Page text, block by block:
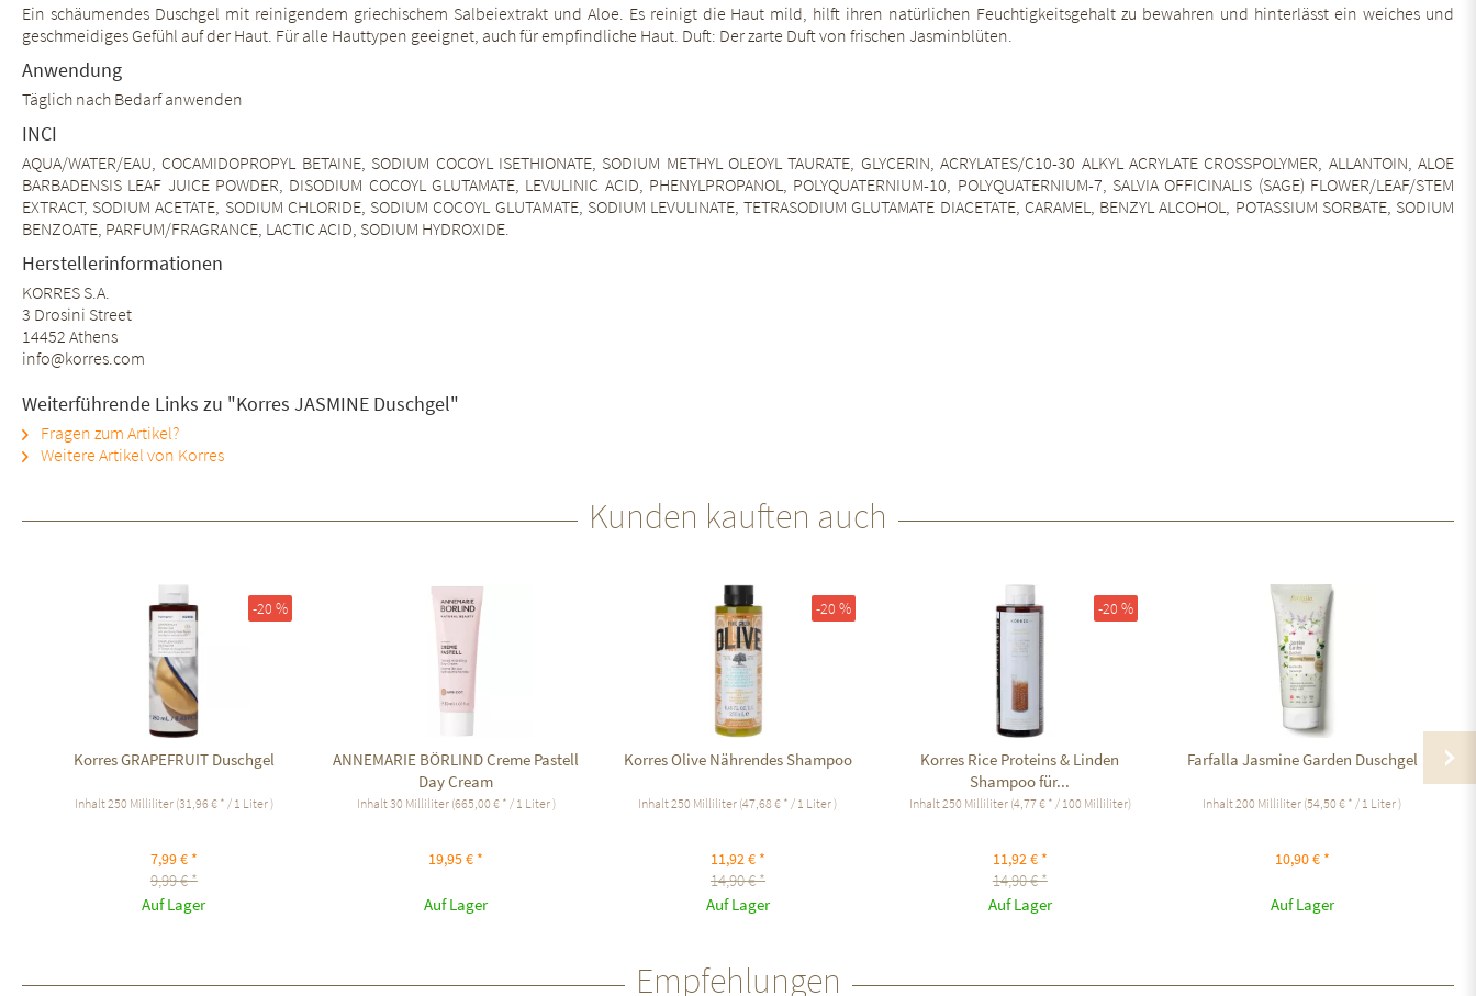
Ein schäumendes Duschgel mit reinigendem griechischem Salbeiextrakt und Aloe. Es reinigt die Haut mild, hilft ihren natürlichen Feuchtigkeitsgehalt zu bewahren und hinterlässt ein weiches und
geschmeidiges Gefühl auf der Haut. Für alle Hauttypen geeignet, auch für empfindliche Haut. Duft: Der zarte Duft von frischen Jasminblüten.
Anwendung
Täglich nach Bedarf anwenden
INCI
AQUA/WATER/EAU, COCAMIDOPROPYL BETAINE, SODIUM COCOYL ISETHIONATE, SODIUM METHYL OLEOYL TAURATE, GLYCERIN, ACRYLATES/C10-30 ALKYL ACRYLATE CROSSPOLYMER, ALLANTOIN, ALOE
BARBADENSIS LEAF JUICE POWDER, DISODIUM COCOYL GLUTAMATE, LEVULINIC ACID, PHENYLPROPANOL, POLYQUATERNIUM-10, POLYQUATERNIUM-7, SALVIA OFFICINALIS (SAGE) FLOWER/LEAF/STEM
EXTRACT, SODIUM ACETATE, SODIUM CHLORIDE, SODIUM COCOYL GLUTAMATE, SODIUM LEVULINATE, TETRASODIUM GLUTAMATE DIACETATE, CARAMEL, BENZYL ALCOHOL, POTASSIUM SORBATE, SODIUM
BENZOATE, PARFUM/FRAGRANCE, LACTIC ACID, SODIUM HYDROXIDE.
Herstellerinformationen
KORRES S.A.
3 Drosini Street
14452 Athens
info@korres.com
Weiterführende Links zu "Korres JASMINE Duschgel"
Fragen zum Artikel?
Weitere Artikel von Korres
Kunden kauften auch
-20 %
Korres GRAPEFRUIT Duschgel
Inhalt250 Milliliter (31,96 € * / 1 Liter )
7,99 € *
9,99 € *
Auf Lager
ANNEMARIE BÖRLIND Creme Pastell
Day Cream
Inhalt30 Milliliter (665,00 € * / 1 Liter )
19,95 € *
Auf Lager
-20 %
Korres Olive Nährendes Shampoo
Inhalt250 Milliliter (47,68 € * / 1 Liter )
11,92 € *
14,90 € *
Auf Lager
-20 %
Korres Rice Proteins & Linden
Shampoo für...
Inhalt250 Milliliter (4,77 € * / 100 Milliliter)
11,92 € *
14,90 € *
Auf Lager
Farfalla Jasmine Garden Duschgel
Inhalt200 Milliliter (54,50 € * / 1 Liter )
10,90 € *
Auf Lager
Empfehlungen